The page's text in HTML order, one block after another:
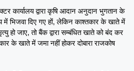
कार्यालय द्वारा कृषि आदान अनुदान भुगतान के
में भिजवा दिए गए हों, लेकिन काश्तकार के खाते में
हो जाए, तो बैंक द्वारा सम्बंधित खाते को बंद कर
के खाते में जमा नहीं होकर दोबारा राजकोष